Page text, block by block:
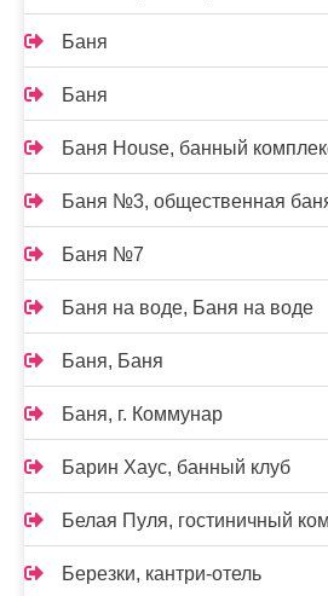
Баня
Баня
Баня House, банный
Баня №3, общественная
Баня №7
Баня на воде, Баня на воде
Баня, Баня
Баня, г. Коммунар
Барин Хаус, банный клуб
Белая Пуля, гостиничный
Березки, кантри-отель